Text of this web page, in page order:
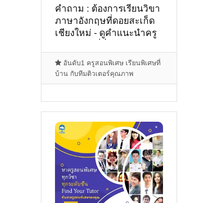
คำถาม : ต้องการเรียนวิขา
ภาษาอังกฤษที่ดอยสะเก็ด
เชียงใหม่ - ดูคำแนะนำครู
อันดับ1 ครูสอนพิเศษ เรียนพิเศษที่
บ้าน กับทีมติวเตอร์คุณภาพ